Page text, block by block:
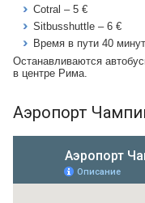
Cotral – 5 €
Sitbusshuttle – 6 €
Время в пути 40 минут
Останавливаются
в центре Рима.
Аэропорт